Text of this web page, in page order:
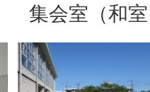
集会室（和